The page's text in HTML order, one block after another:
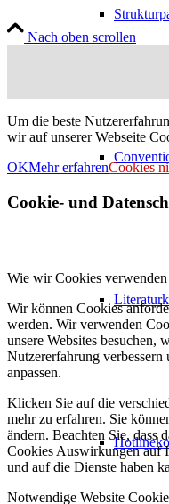
Nach oben scrollen
Um die beste
wir auf unserer Webseite
OKMehr erfahrenCookies
Cookie- und
Wie wir Cookies verwenden
Wir können Cookies
werden. Wir verwenden
unsere Websites besuchen,
Nutzererfahrung
anpassen.
Klicken Sie auf die
mehr zu erfahren. Sie
ändern. Beachten Sie, dass
Cookies Auswirkungen auf
und auf die Dienste haben
Notwendige Website